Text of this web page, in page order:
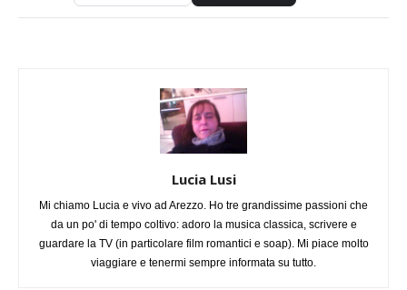
Lucia Lusi
Mi chiamo Lucia e vivo ad Arezzo. Ho tre grandissime passioni che
da un po' di tempo coltivo: adoro la musica classica, scrivere e
guardare la TV (in particolare film romantici e soap). Mi piace molto
viaggiare e tenermi sempre informata su tutto.